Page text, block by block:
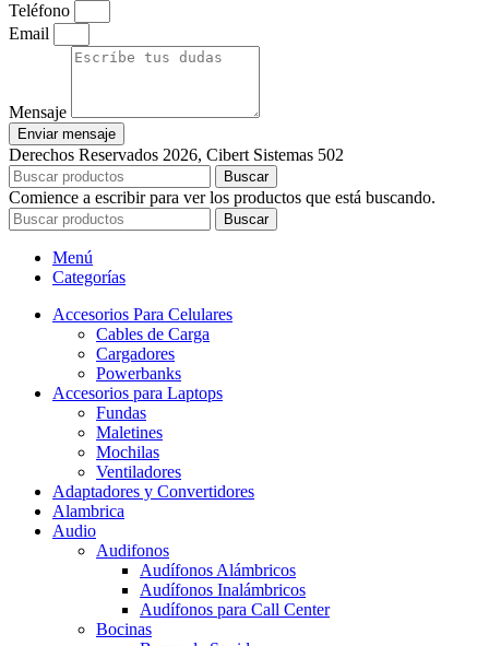
Teléfono
Email
Mensaje
Enviar mensaje
Derechos Reservados 2026, Cibert Sistemas 502
Buscar
Comience a escribir para ver los productos que está buscando.
Buscar
Menú
Categorías
Accesorios Para Celulares
Cables de Carga
Cargadores
Powerbanks
Accesorios para Laptops
Fundas
Maletines
Mochilas
Ventiladores
Adaptadores y Convertidores
Alambrica
Audio
Audifonos
Audífonos Alámbricos
Audífonos Inalámbricos
Audífonos para Call Center
Bocinas